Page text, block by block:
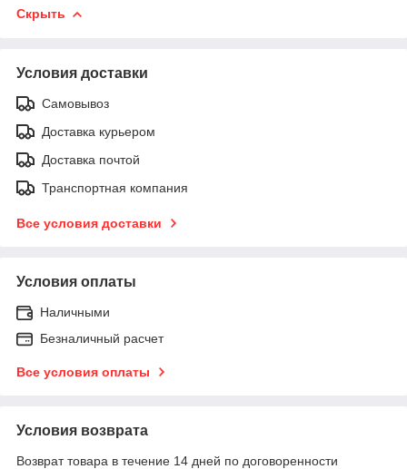
Скрыть
Условия доставки
Самовывоз
Доставка курьером
Доставка почтой
Транспортная компания
Все условия доставки
Условия оплаты
Наличными
Безналичный расчет
Все условия оплаты
Условия возврата
Возврат товара в течение 14 дней по договоренности